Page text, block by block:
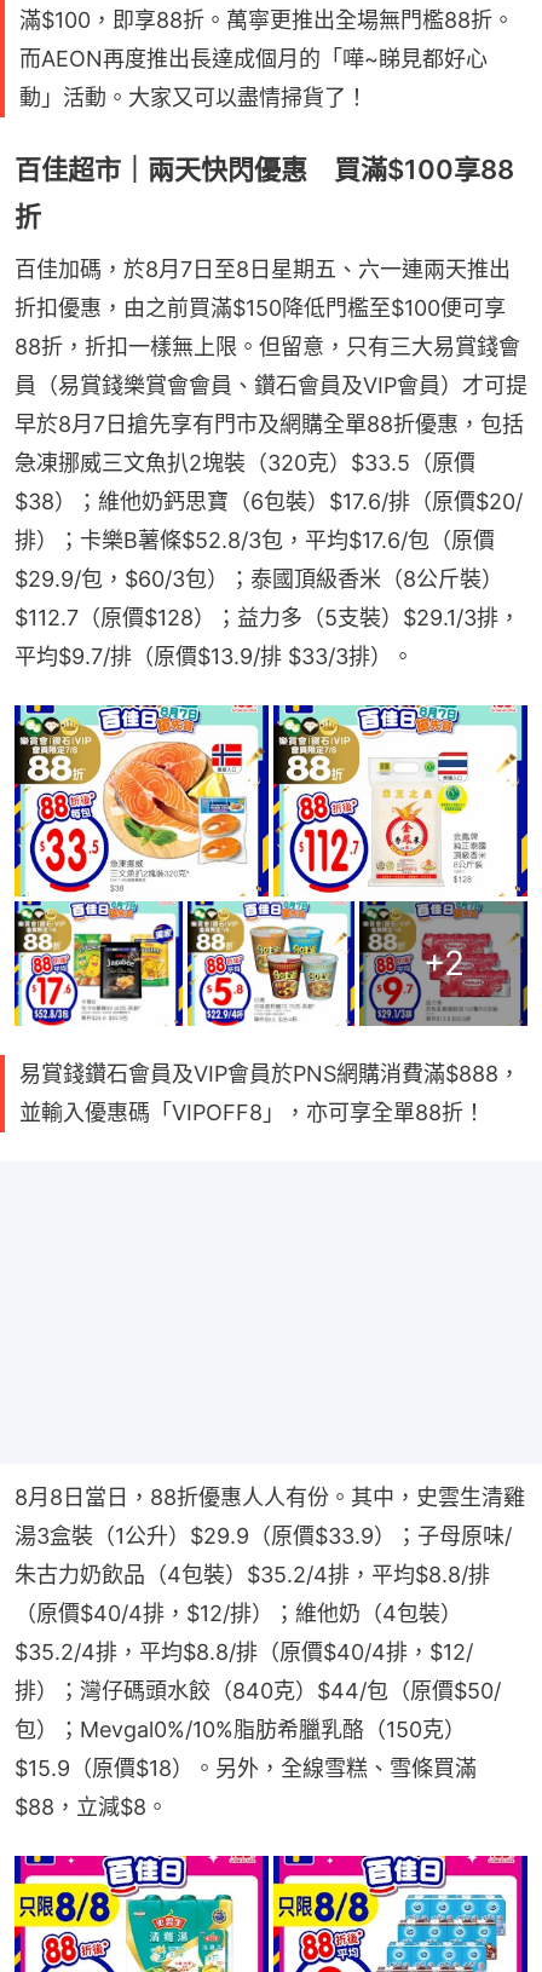
滿$100，即享88折。萬寧更推出全場無門檻88折。
而AEON再度推出長達成個月的「嘩~睇見都好心
動」活動。大家又可以盡情掃貨了！
百佳超市｜兩天快閃優惠 買滿$100享88
折
百佳加碼，於8月7日至8日星期五、六一連兩天推出
折扣優惠，由之前買滿$150降低門檻至$100便可享
88折，折扣一樣無上限。但留意，只有三大易賞錢會
員（易賞錢樂賞會會員、鑽石會員及VIP會員）才可提
早於8月7日搶先享有門市及網購全單88折優惠，包括
急凍挪威三文魚扒2塊裝（320克）$33.5（原價
$38）；維他奶鈣思寶（6包裝）$17.6/排（原價$20/
排）；卡樂B薯條$52.8/3包，平均$17.6/包（原價
$29.9/包，$60/3包）；泰國頂級香米（8公斤裝）
$112.7（原價$128）；益力多（5支裝）$29.1/3排，
平均$9.7/排（原價$13.9/排 $33/3排）。
+2
易賞錢鑽石會員及VIP會員於PNS網購消費滿$888，
並輸入優惠碼「VIPOFF8」，亦可享全單88折！
8月8日當日，88折優惠人人有份。其中，史雲生清雞
湯3盒裝（1公升）$29.9（原價$33.9）；子母原味/
朱古力奶飲品（4包裝）$35.2/4排，平均$8.8/排
（原價$40/4排，$12/排）；維他奶（4包裝）
$35.2/4排，平均$8.8/排（原價$40/4排，$12/
排）；灣仔碼頭水餃（840克）$44/包（原價$50/
包）；Mevgal0%/10%脂肪希臘乳酪（150克）
$15.9（原價$18）。另外，全線雪糕、雪條買滿
$88，立減$8。